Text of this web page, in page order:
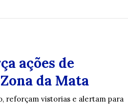
ações de
da Mata
reforçam vistorias e alertam para